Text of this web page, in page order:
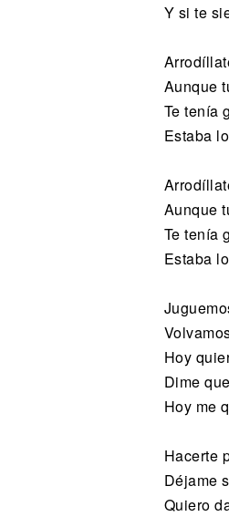
Y si te
Aunque
Te tenía
Estaba
Aunque
Te tenía
Estaba
Hoy
Dime
Hoy me
Hacerte
Déjame
Quiero